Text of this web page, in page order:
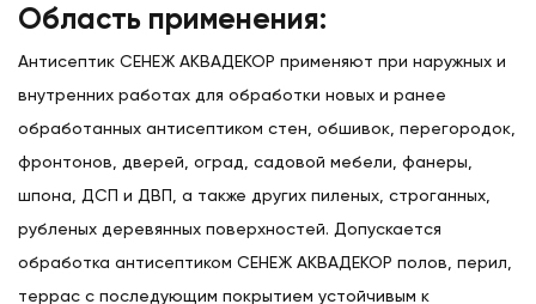
Область применения:
Антисептик СЕНЕЖ АКВАДЕКОР применяют при наружных и
внутренних работах для обработки новых и ранее
обработанных антисептиком стен, обшивок, перегородок,
фронтонов, дверей, оград, садовой мебели, фанеры,
шпона, ДСП и ДВП, а также других пиленых, строганных,
рубленых деревянных поверхностей. Допускается
обработка антисептиком СЕНЕЖ АКВАДЕКОР полов, перил,
террас с последующим покрытием устойчивым к